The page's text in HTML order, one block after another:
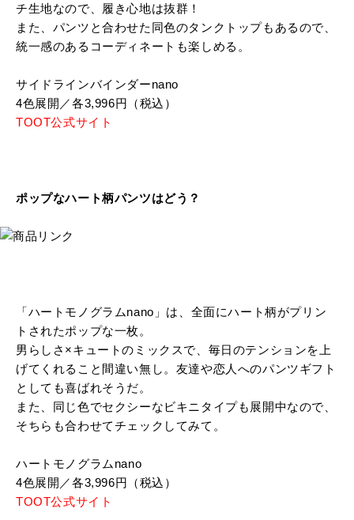
チ生地なので、履き心地は抜群！
また、パンツと合わせた同色のタンクトップもあるので、
統一感のあるコーディネートも楽しめる。
サイドラインバインダーnano
4色展開／各3,996円（税込）
TOOT公式サイト
ポップなハート柄パンツはどう？
「ハートモノグラムnano」は、全面にハート柄がプリン
トされたポップな一枚。
男らしさ×キュートのミックスで、毎日のテンションを上
げてくれること間違い無し。友達や恋人へのパンツギフト
としても喜ばれそうだ。
また、同じ色でセクシーなビキニタイプも展開中なので、
そちらも合わせてチェックしてみて。
ハートモノグラムnano
4色展開／各3,996円（税込）
TOOT公式サイト